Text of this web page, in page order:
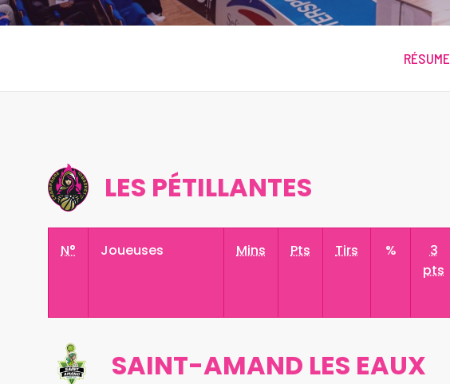
RÉSUME
LES PÉTILLANTES
N° Joueuses Mins Pts Tirs %
3
pts
SAINT-AMAND LES EAUX